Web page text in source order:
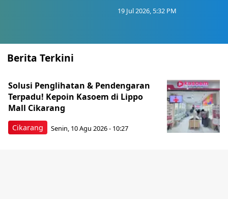
19 Jul 2026, 5:32 PM
Berita Terkini
Cikarang
Solusi Penglihatan & Pendengaran
Terpadu! Kepoin Kasoem di Lippo
Mall Cikarang
Senin, 10 Agu 2026 - 10:27